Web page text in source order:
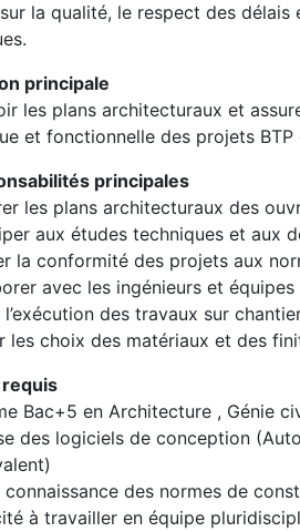
sur la qualité, le respect des délais
principale
les plans architecturaux et
et fonctionnelle des projets BTP
principales
les plans architecturaux des
aux études techniques et aux
la conformité des projets aux
avec les ingénieurs et équipes
l’exécution des travaux sur
les choix des matériaux et des
Bac+5 en Architecture , Génie
des logiciels de conception
connaissance des normes de
à travailler en équipe